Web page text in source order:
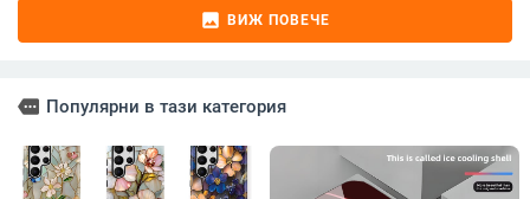
image ВИЖ ПОВЕЧЕ
more Популярни в тази категория